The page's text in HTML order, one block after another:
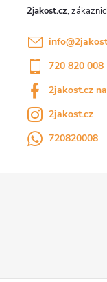
2jakost.cz
info@
720 820 008
2jakost.cz
2jakost.cz
720820008